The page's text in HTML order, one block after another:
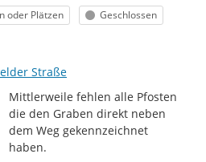
oder Plätzen Status
Geschlossen
Straße
Mittlerweile fehlen alle Pfosten
die den Graben direkt neben
dem Weg gekennzeichnet
haben.